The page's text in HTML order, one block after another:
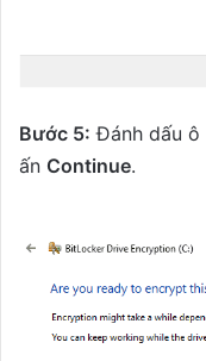
Bước 5: Đánh dấu ô
ấn Continue.